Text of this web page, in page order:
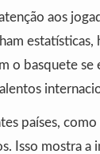
aos
estatísticas,
o basquete se
países, como
Isso mostra a